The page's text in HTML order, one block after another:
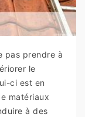
pas prendre à
le
ci est en
matériaux
à des